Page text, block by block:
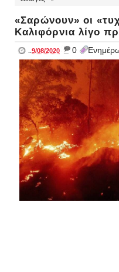
«Σαρώνουν» οι
Καλιφόρνια λίγο
..9/08/2020 _ 0